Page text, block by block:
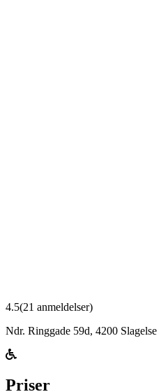
4.5(21 anmeldelser)
Ndr. Ringgade 59d, 4200 Slagelse
Priser